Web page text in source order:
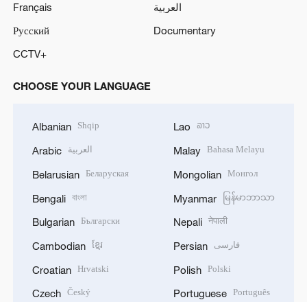
Français
العربية
Русский
Documentary
CCTV+
CHOOSE YOUR LANGUAGE
Albanian Shqip
Arabic العربية
Belarusian Беларуская
Bengali বাংলা
Bulgarian Български
Cambodian ខ្មែរ
Croatian Hrvatski
Czech Český
Lao ລາວ
Malay Bahasa Melayu
Mongolian Монгол
Myanmar မြန်မာဘာသာ
Nepali नेपाली
Persian فارسی
Polish Polski
Portuguese Português